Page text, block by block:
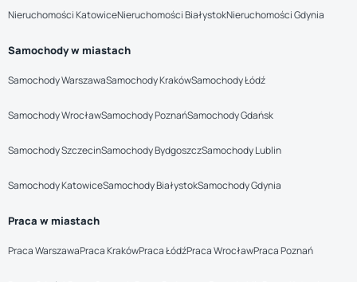
Nieruchomości KatowiceNieruchomości BiałystokNieruchomości Gdynia
Samochody w miastach
Samochody WarszawaSamochody KrakówSamochody Łódź
Samochody WrocławSamochody PoznańSamochody Gdańsk
Samochody SzczecinSamochody BydgoszczSamochody Lublin
Samochody KatowiceSamochody BiałystokSamochody Gdynia
Praca w miastach
Praca WarszawaPraca KrakówPraca ŁódźPraca WrocławPraca Poznań